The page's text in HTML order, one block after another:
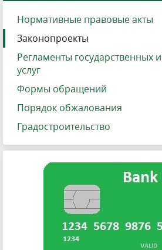
Нормативные правовые акты
Законопроекты
Регламенты государственных
услуг
Формы обращений
Порядок обжалования
Градостроительство